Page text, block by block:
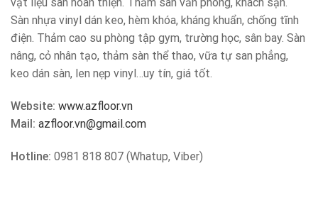
Sàn nhựa vinyl dán keo, hèm khóa, kháng khuẩn, chống tĩnh
điện. Thảm cao su phòng tập gym, trường học, sân bay. Sàn
nâng, cỏ nhân tạo, thảm sàn thể thao, vữa tự san phẳng,
keo dán sàn, len nẹp vinyl…uy tín, giá tốt.
Website: www.azfloor.vn
Mail: azfloor.vn@gmail.com
Hotline: 0981 818 807 (Whatup, Viber)